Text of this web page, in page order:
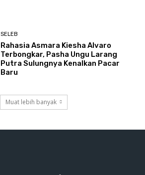
SELEB
Rahasia Asmara Kiesha Alvaro
Terbongkar, Pasha Ungu Larang
Putra Sulungnya Kenalkan Pacar
Baru
Muat lebih banyak